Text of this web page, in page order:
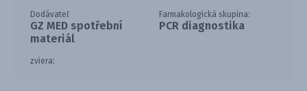
Dodávateľ
GZ MED spotřební
materiál
Farmakologická skupina:
PCR diagnostika
zviera: